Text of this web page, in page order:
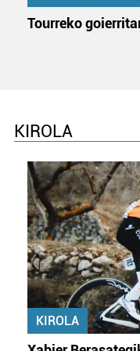
Tourreko
KIROLA
KIROLA